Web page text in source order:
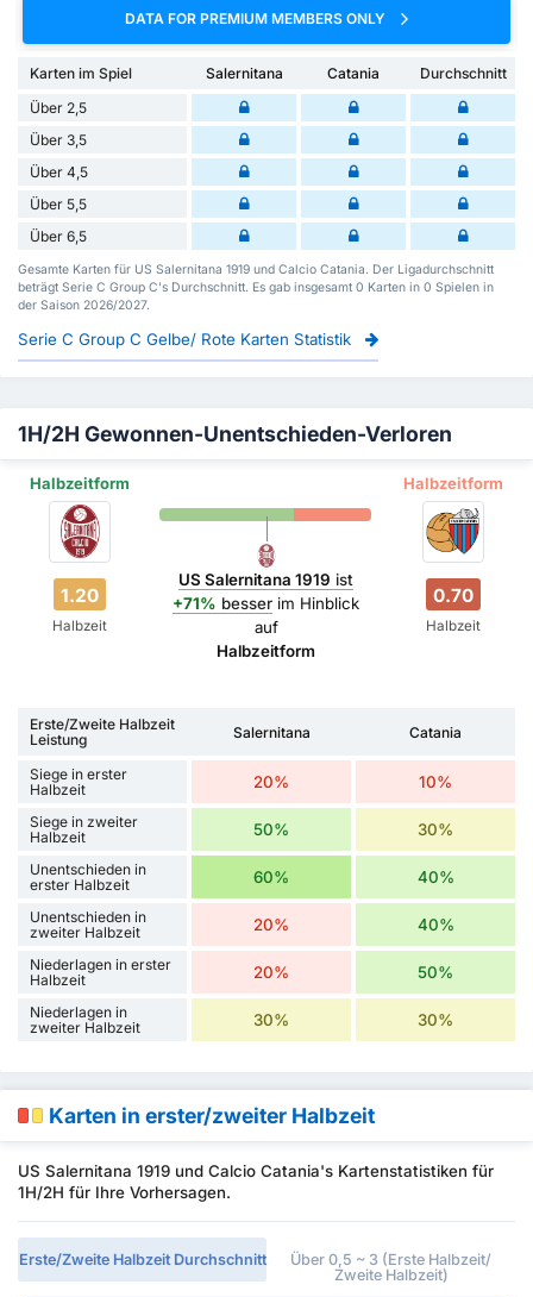
DATA FOR PREMIUM MEMBERS ONLY
Karten im Spiel Salernitana Catania
Durchschnitt
Über 2,5
Über 3,5
Über 4,5
Über 5,5
Über 6,5
Gesamte Karten für US Salernitana 1919 und Calcio Catania. Der Ligadurchschnitt
beträgt Serie C Group C's Durchschnitt. Es gab insgesamt 0 Karten in 0 Spielen in
der Saison 2026/2027.
Serie C Group C Gelbe/ Rote Karten Statistik
1H/2H Gewonnen-Unentschieden-Verloren
Halbzeitform Halbzeitform
1.20
Halbzeit
US Salernitana 1919 ist
+71% besser im Hinblick
auf
Halbzeitform
0.70
Halbzeit
Erste/Zweite Halbzeit
Leistung
Salernitana Catania
Siege in erster
Halbzeit
20% 10%
Siege in zweiter
Halbzeit
50% 30%
Unentschieden in
erster Halbzeit
60% 40%
Unentschieden in
zweiter Halbzeit
20% 40%
Niederlagen in erster
Halbzeit
20% 50%
Niederlagen in
zweiter Halbzeit
30% 30%
Karten in erster/zweiter Halbzeit
US Salernitana 1919 und Calcio Catania's Kartenstatistiken für
1H/2H für Ihre Vorhersagen.
Erste/Zweite Halbzeit Durchschnitt
Über 0,5 ~ 3 (Erste Halbzeit/
Zweite Halbzeit)